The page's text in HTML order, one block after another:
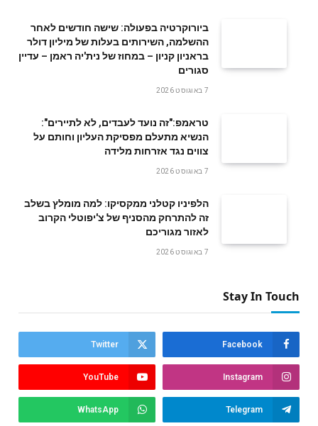
ביורוקרטיה בפעולה: שישה חודשים לאחר
ההשלמה, השירותים בעלות של מיליון דולר
בראניון קניון – במחוז של נית'יה ראמן – עדיין
סגורים
7 באוגוסט 2026
טראמפ:"זה נועד לעבדים, לא לתיירים":
הנשיא מתעלם מפסיקת העליון וחותם על
צווים נגד אזרחות מלידה
7 באוגוסט 2026
הלפיניו קטלני ממקסיקו: למה מומלץ בשלב
זה להתרחק מהסניף של צ'יפוטלי הקרוב
לאזור מגוריכם
7 באוגוסט 2026
Stay In Touch
Facebook
Twitter
Instagram
YouTube
Telegram
WhatsApp